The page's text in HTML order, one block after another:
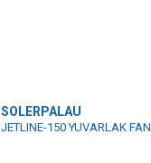
SOLERPALAU
JETLINE-150 YUVARLAK FAN